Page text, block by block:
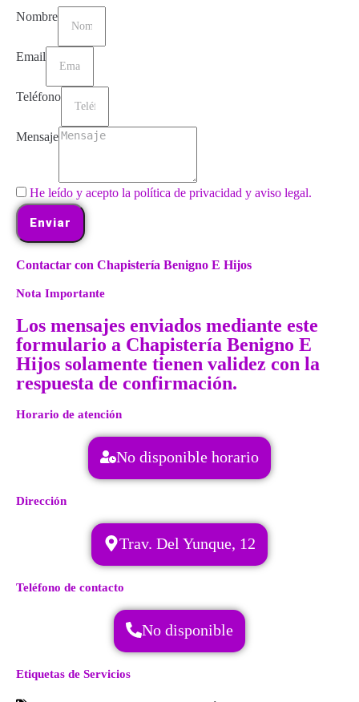
Nombre
Email
Teléfono
Mensaje
He leído y acepto la política de privacidad y aviso legal.
Enviar
Contactar con Chapistería Benigno E Hijos
Nota Importante
Los mensajes enviados mediante este
formulario a Chapistería Benigno E
Hijos solamente tienen validez con la
respuesta de confirmación.
Horario de atención
No disponible horario
Dirección
Trav. Del Yunque, 12
Teléfono de contacto
No disponible
Etiquetas de Servicios